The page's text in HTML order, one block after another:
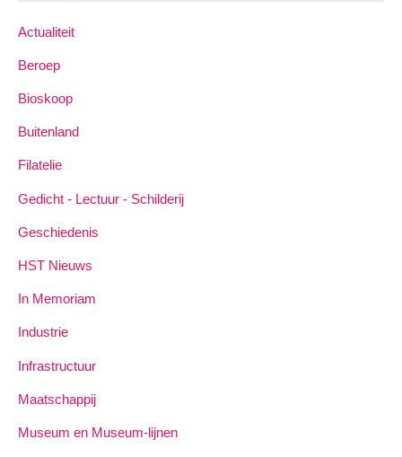
Actualiteit
Beroep
Bioskoop
Buitenland
Filatelie
Gedicht - Lectuur - Schilderij
Geschiedenis
HST Nieuws
In Memoriam
Industrie
Infrastructuur
Maatschappij
Museum en Museum-lijnen